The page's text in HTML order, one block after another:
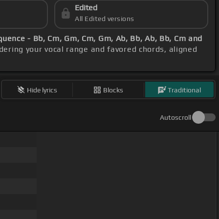
Edited
All Edited versions
- Bb, Cm, Gm, Cm, Gm, Ab, Bb, Ab, Bb, Cm and
your vocal range and favored chords, aligned
Hide lyrics Blocks Traditional
Autoscroll